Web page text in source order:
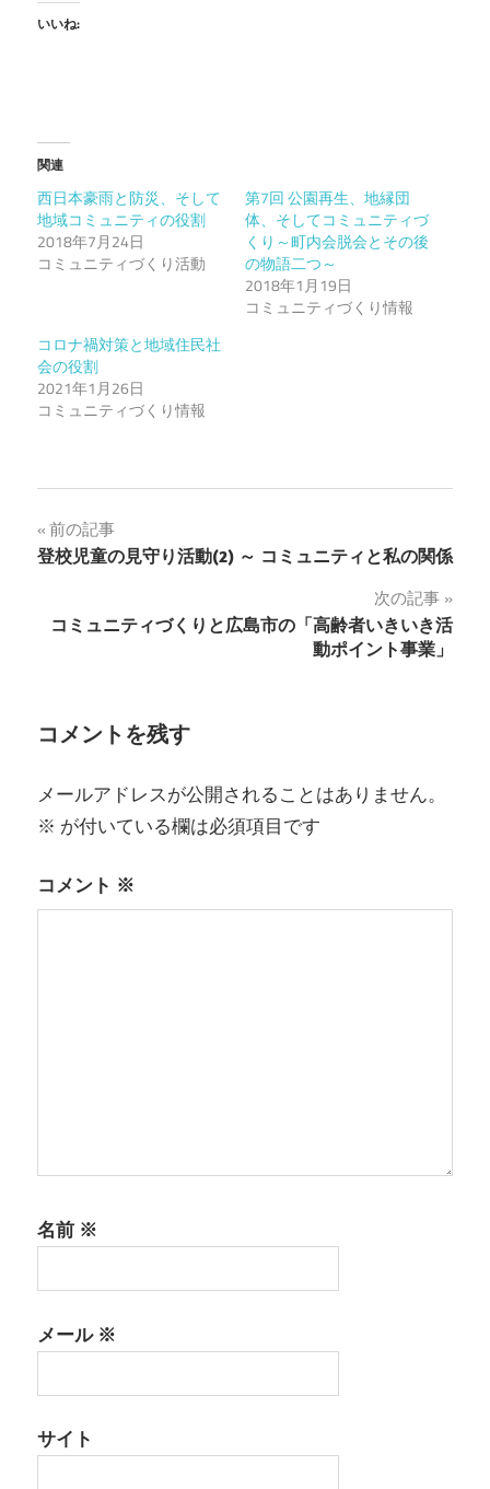
いいね:
関連
西日本豪雨と防災、そして
地域コミュニティの役割
2018年7月24日
コミュニティづくり活動
第7回 公園再生、地縁団
体、そしてコミュニティづ
くり～町内会脱会とその後
の物語二つ～
2018年1月19日
コミュニティづくり情報
コロナ禍対策と地域住民社
会の役割
2021年1月26日
コミュニティづくり情報
投
稿
ナ
ー
シ
ョ
ン
前の記事
登校児童の見守り活動(2) ～ コミュニティと私の関係
次の記事
コミュニティづくりと広島市の「高齢者いきいき活
動ポイント事業」
コメントを残す
メールアドレスが公開されることはありません。
※ が付いている欄は必須項目です
コメント ※
名前 ※
メール※
サイト